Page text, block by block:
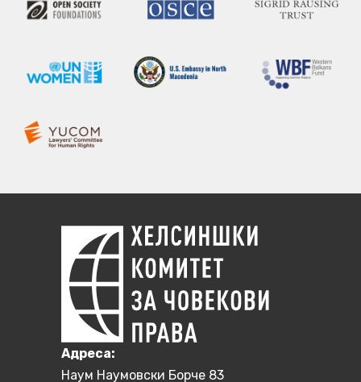
Aдреса:
Наум Наумовски Борче 83